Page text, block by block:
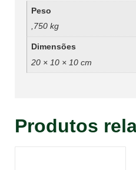
Peso
,750 kg
Dimensões
20 × 10 × 10 cm
Produtos